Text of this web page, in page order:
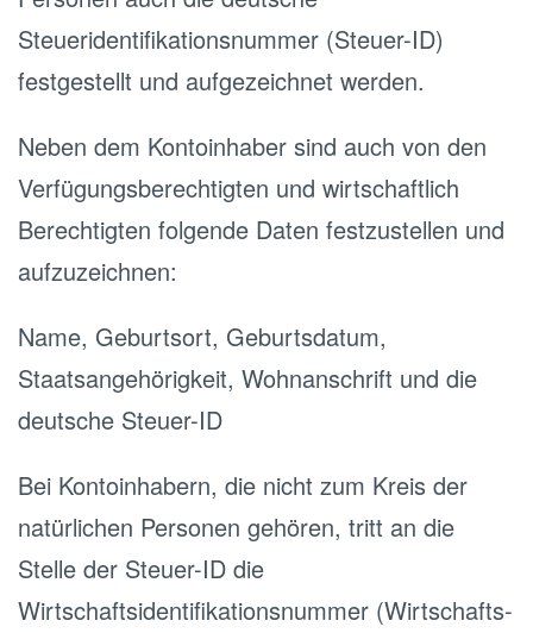
Steueridentifikationsnummer (Steuer-ID)
festgestellt und aufgezeichnet werden.
Neben dem Kontoinhaber sind auch von den
Verfügungsberechtigten und wirtschaftlich
Berechtigten folgende Daten festzustellen und
aufzuzeichnen:
Name, Geburtsort, Geburtsdatum,
Staatsangehörigkeit, Wohnanschrift und die
deutsche Steuer-ID
Bei Kontoinhabern, die nicht zum Kreis der
natürlichen Personen gehören, tritt an die
Stelle der Steuer-ID die
Wirtschaftsidentifikationsnummer (Wirtschafts-